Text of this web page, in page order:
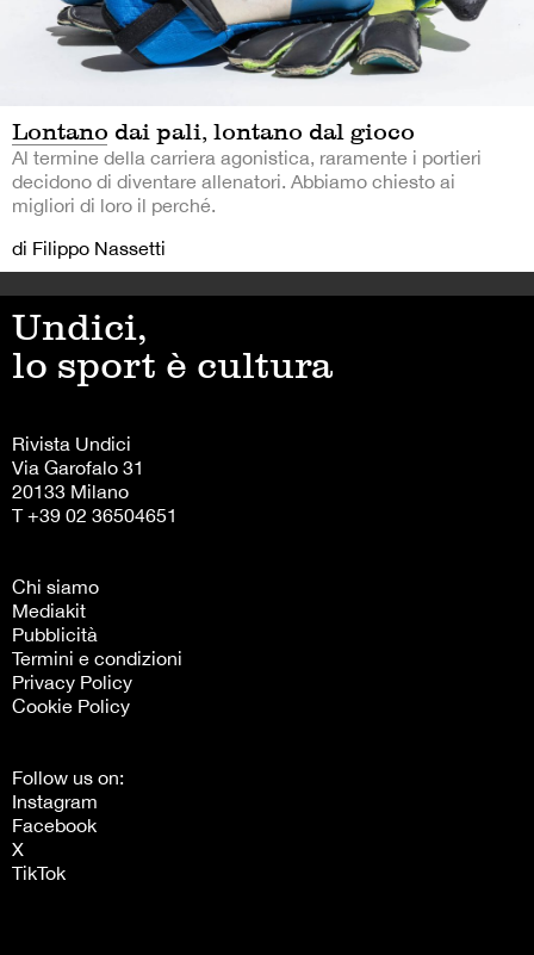
Lontano dai pali, lontano dal gioco
Al termine della carriera agonistica, raramente i portieri
decidono di diventare allenatori. Abbiamo chiesto ai
migliori di loro il perché.
di Filippo Nassetti
Undici,
lo sport è cultura
Rivista Undici
Via Garofalo 31
20133 Milano
T +39 02 36504651
Chi siamo
Mediakit
Pubblicità
Termini e condizioni
Privacy Policy
Cookie Policy
Follow us on:
Instagram
Facebook
X
TikTok